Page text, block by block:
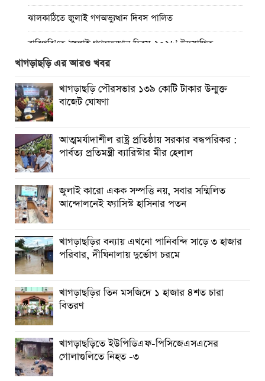
ঝালকাঠিতে জুলাই গণঅভ্যুত্থান দিবস পালিত
রাবিপ্রবি’তে ‘জুলাই গণঅভ্যুত্থান দিবস-২০২৬’ উদযাপিত
প্রত্যেক অপরাধীর বিচার এ দেশেই হবে, সে যত শক্তিশালীই হোক
না কেন”-চট্টগ্রামে জুলাই গণঅভ্যুত্থান দিবসে ব্যারিস্টার মীর হেলাল
গণঅভ্যুত্থানের অর্জন আজ রাজনৈতিক মাফিয়া ও দুর্বৃত্তায়নের
খপ্পরে : আবু হাসান টিপু
রাঙামাটিতে “ফিরে দেখা রক্তঝরা জুলাই-আগস্ট প্রত্যাশা আর প্রাপ্তি
শীর্ষক “কথকতা” অনুষ্ঠান অনুষ্ঠিত
ছুটির রাতে খোলা ভূমি অফিস, ভেতরে তহশিলদার
খাগড়াছড়ি এর আরও খবর
খাগড়াছড়ি পৌরসভার ১৩৯ কোটি টাকার উন্মুক্ত
বাজেট ঘোষণা
আত্মমর্যাদাশীল রাষ্ট্র প্রতিষ্ঠায় সরকার বদ্ধপরিকর :
পার্বত্য প্রতিমন্ত্রী ব্যারিস্টার মীর হেলাল
জুলাই কারো একক সম্পত্তি নয়, সবার সম্মিলিত
আন্দোলনেই ফ্যাসিস্ট হাসিনার পতন
খাগড়াছড়ির বন্যায় এখনো পানিবন্দি সাড়ে ৩ হাজার
পরিবার, দীঘিনালায় দুর্ভোগ চরমে
খাগড়াছড়ির তিন মসজিদে ১ হাজার ৪শত চারা
বিতরণ
খাগড়াছড়িতে ইউপিডিএফ-পিসিজেএসএসের
গোলাগুলিতে নিহত -৩